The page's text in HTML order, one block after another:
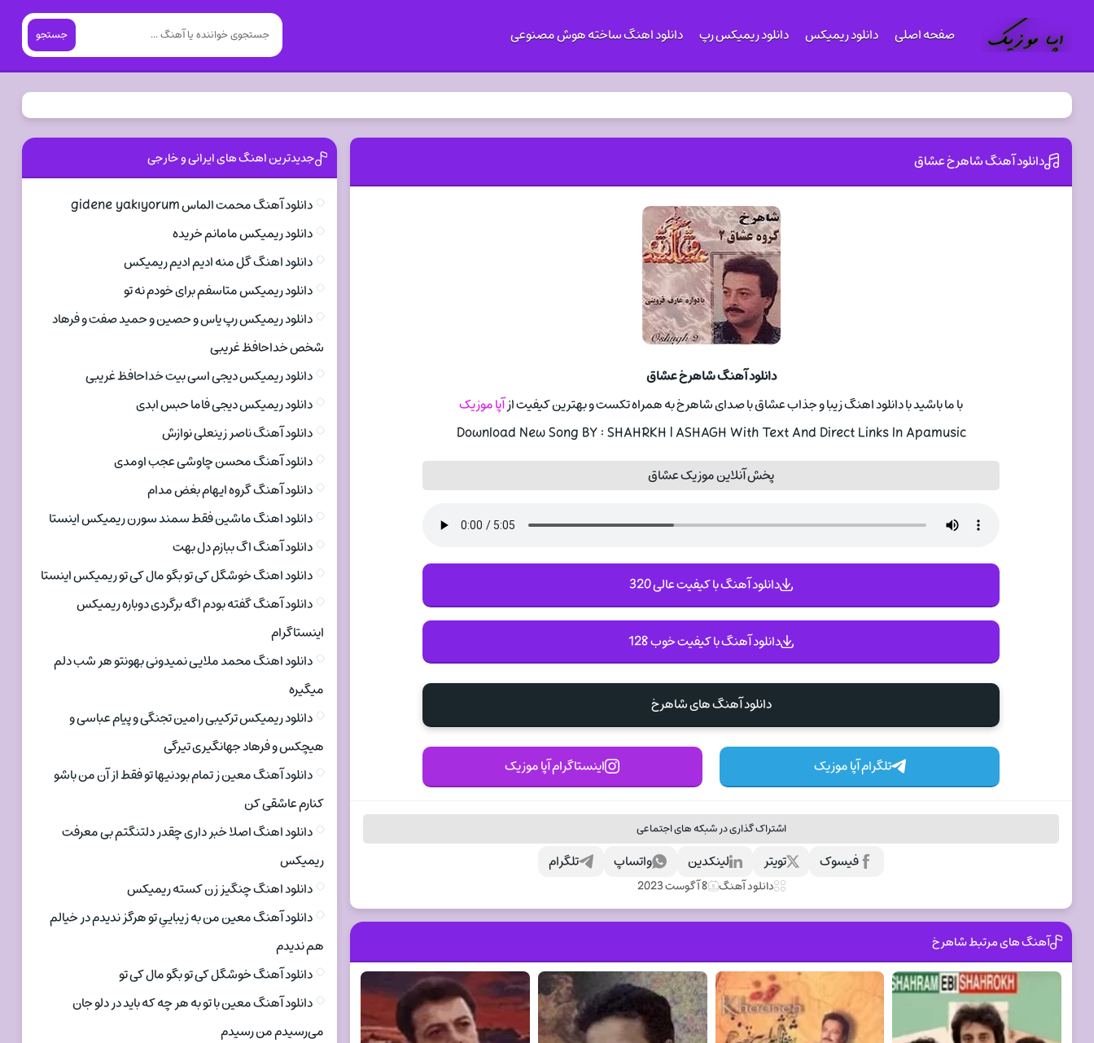
صفحه اصلی دانلود ریمیکس دانلود ریمیکس رپ دانلود اهنگ ساخته هوش مصنوعی جستجو
دانلود آهنگ شاهرخ عشاق
دانلود آهنگ شاهرخ عشاق
با ما باشید با دانلود اهنگ زیبا و جذاب عشاق با صدای شاهرخ به همراه تکست و بهترین کیفیت ازآپا موزیک
Download New Song BY : SHAHRKH | ASHAGH With Text And Direct Links In Apamusic
پخش آنلاین موزیک عشاق
دانلود آهنگ با کیفیت عالی 320
دانلود آهنگ با کیفیت خوب 128
دانلود آهنگ های شاهرخ
تلگرام آپا موزیک اینستاگرام آپا موزیک
اشتراک گذاری در شبکه های اجتماعی
تلگرام واتساپ لینکدین تویتر فیسوک
دانلود آهنگ 8 آگوست 2023
آهنگ های مرتبط شاهرخ
جدیدترین اهنگ های ایرانی و خارجی
دانلود آهنگ محمت الماس gidene yakıyorum
دانلود ریمیکس مامانم خریده
دانلود اهنگ گل منه ادیم ادیم ریمیکس
دانلود ریمیکس متاسفم برای خودم نه تو
دانلود ریمیکس رپ یاس و حصین و حمید صفت و فرهاد
شخص خداحافظ غریبی
دانلود ریمیکس دیجی اسی بیت خداحافظ غریبی
دانلود ریمیکس دیجی فاما حبس ابدی
دانلود آهنگ ناصر زینعلی نوازش
دانلود آهنگ محسن چاوشی عجب اومدی
دانلود آهنگ گروه ایهام بغض مدام
دانلود اهنگ ماشین فقط سمند سورن ریمیکس اینستا
دانلود آهنگ اگ ببازم دل بهت
دانلود اهنگ خوشگل کی تو بگو مال کی تو ریمیکس اینستا
دانلود آهنگ گفته بودم اگه برگردی دوباره ریمیکس
اینستاگرام
دانلود اهنگ محمد ملایی نمیدونی بهونتو هر شب دلم
میگیره
دانلود ریمیکس ترکیبی رامین تجنگی و پیام عباسی و
هیچکس و فرهاد جهانگیری تیرگی
دانلود آهنگ معین ز تمام بودنیها تو فقط از آن من باشو
کنارم عاشقی کن
دانلود اهنگ اصلا خبر داری چقدر دلتنگتم بی معرفت
ریمیکس
دانلود اهنگ چنگیز زن کسته ریمیکس
دانلود آهنگ معین من به زیباییِ تو هرگز ندیدم در خیالم
هم ندیدم
دانلود آهنگ خوشگل کی تو بگو مال کی تو
دانلود آهنگ معین با تو به هر چه که باید در دلو جان
می‌رسیدم من رسیدم